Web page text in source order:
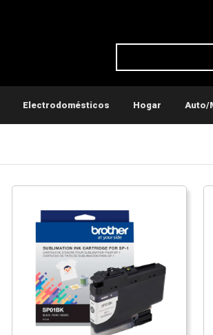
Electrodomésticos Hogar Auto/